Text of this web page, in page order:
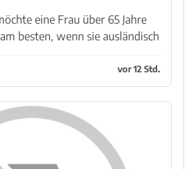
eine Frau über 65 Jahre
besten, wenn sie ausländisch
sucht. Ich bin 47 Jahr...vor 12 Std.